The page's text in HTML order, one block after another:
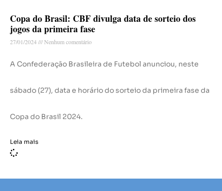
Copa do Brasil: CBF divulga data de sorteio dos
jogos da primeira fase
27/01/2024 Nenhum comentário
A Confederação Brasileira de Futebol anunciou, neste
sábado (27), data e horário do sorteio da primeira fase da
Copa do Brasil 2024.
Leia mais